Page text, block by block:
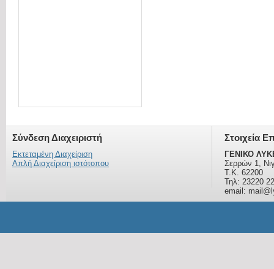
Σύνδεση Διαχειριστή
Εκτεταμένη Διαχείριση
Απλή Διαχείριση ιστότοπου
Στοιχεία
ΓΕΝΙΚΟ
Σερρών 1,
Τ.Κ. 62200
Τηλ: 23220
email: